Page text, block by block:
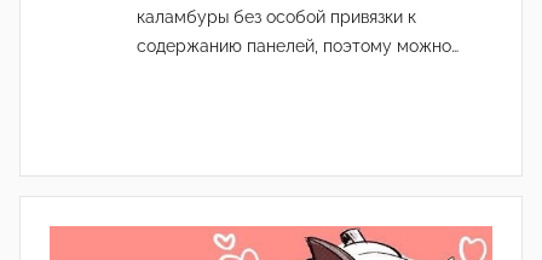
каламбуры без особой привязки к
содержанию панелей, поэтому можно…